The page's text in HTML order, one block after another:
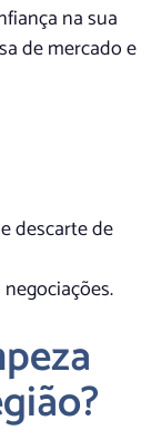
na sua
de mercado e
descarte de